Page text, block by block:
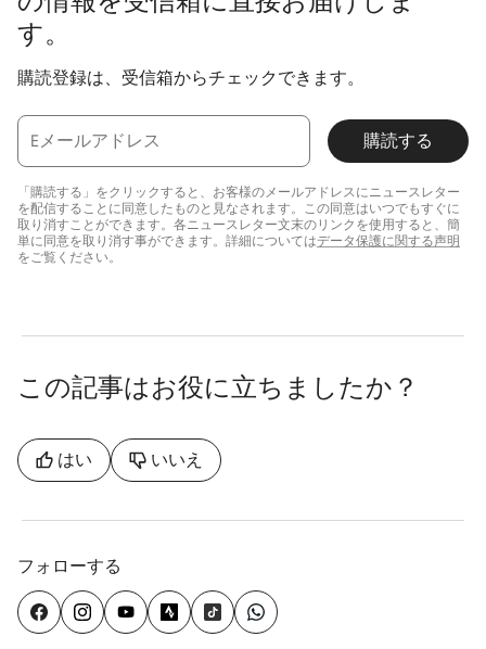
す。
購読登録は、受信箱からチェックできます。
Eメールアドレス 購読する
「購読する」をクリックすると、お客様のメールアドレスにニュースレター
を配信することに同意したものと見なされます。この同意はいつでもすぐに
取り消すことができます。各ニュースレター文末のリンクを使用すると、簡
単に同意を取り消す事ができます。詳細についてはデータ保護に関する声明
をご覧ください。
この記事はお役に立ちましたか？
はい いいえ
フォローする